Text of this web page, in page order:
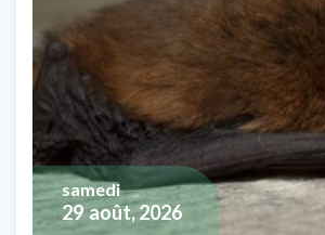
29 août, 2026
samedi